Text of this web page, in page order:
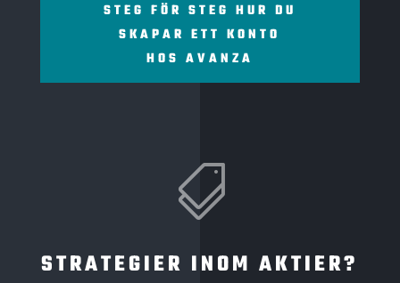
STEG FÖR STEG HUR DU
SKAPAR ETT KONTO
HOS AVANZA

STRATEGIER INOM AKTIER?